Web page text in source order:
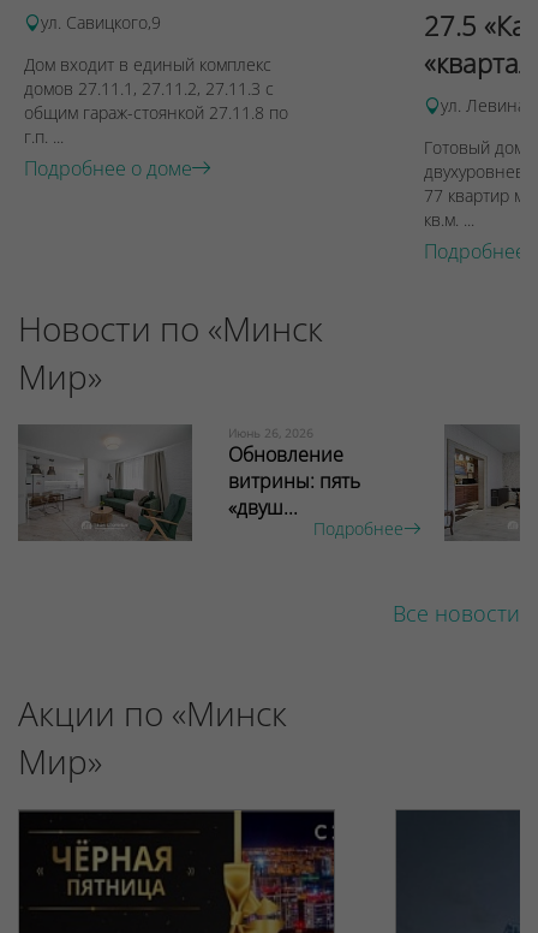
ул. Савицкого,9
Дом входит в единый комплекс
домов 27.11.1, 27.11.2, 27.11.3 с
общим гараж-стоянкой 27.11.8 по
г.п. ...
Подробнее о доме
27.5
ул. Левина,
Готовый дом
77 квартир
кв.м. ...
Подробнее
Новости по «Минск
Мир»
Июнь 26, 2026
Обновление
витрины: пять
«двуш...
Подробнее
Все новости
Акции по «Минск
Мир»